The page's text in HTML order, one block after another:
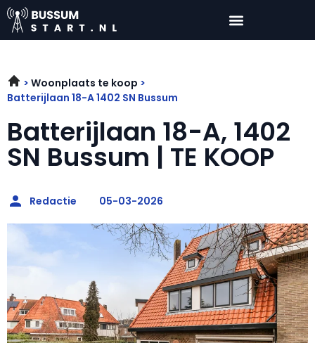
Woonplaats te koop
Batterijlaan 18-A 1402 SN Bussum
Batterijlaan 18-A, 1402
SN Bussum | TE KOOP
Redactie 05-03-2026